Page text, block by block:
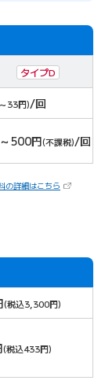
タイプD
33円)/回
500円(不課税)/回
の詳細はこちら （新しいタ
(税込3,300円)
(税込433円)